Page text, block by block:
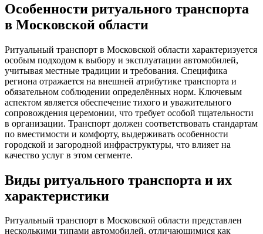
Особенности ритуального транспорта
в Московской области
Ритуальный транспорт в Московской области характеризуется
особым подходом к выбору и эксплуатации автомобилей,
учитывая местные традиции и требования. Специфика
региона отражается на внешней атрибутике транспорта и
обязательном соблюдении определённых норм. Ключевым
аспектом является обеспечение тихого и уважительного
сопровождения церемонии, что требует особой тщательности
в организации. Транспорт должен соответствовать стандартам
по вместимости и комфорту, выдерживать особенности
городской и загородной инфраструктуры, что влияет на
качество услуг в этом сегменте.
Виды ритуального транспорта и их
характеристики
Ритуальный транспорт в Московской области представлен
несколькими типами автомобилей, отличающимися как